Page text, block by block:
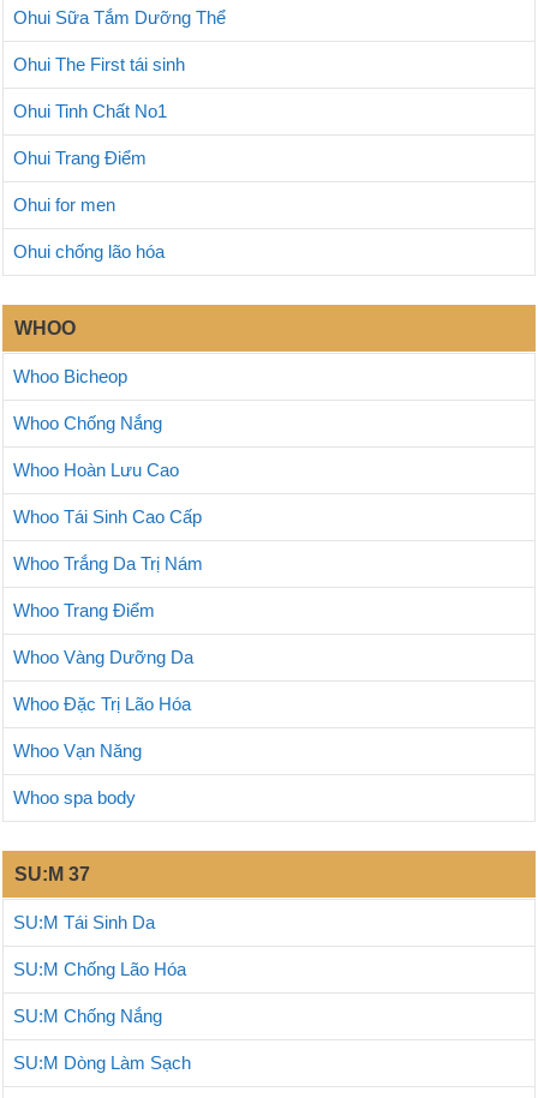
Ohui Sữa Tắm Dưỡng Thể
Ohui The First tái sinh
Ohui Tinh Chất No1
Ohui Trang Điểm
Ohui for men
Ohui chống lão hóa
WHOO
Whoo Bicheop
Whoo Chống Nắng
Whoo Hoàn Lưu Cao
Whoo Tái Sinh Cao Cấp
Whoo Trắng Da Trị Nám
Whoo Trang Điểm
Whoo Vàng Dưỡng Da
Whoo Đặc Trị Lão Hóa
Whoo Vạn Năng
Whoo spa body
SU:M 37
SU:M Tái Sinh Da
SU:M Chống Lão Hóa
SU:M Chống Nắng
SU:M Dòng Làm Sạch